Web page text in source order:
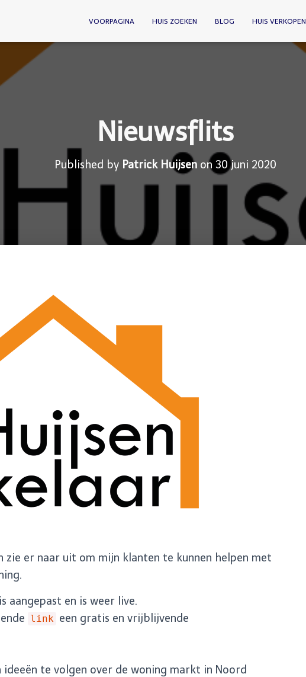
VOORPAGINA HUIS ZOEKEN BLOG HUIS VERKOPEN
Nieuwsflits
Published by Patrick Huijsenon 30 juni 2020
zie er naar uit om mijn klanten te kunnen helpen met
aangepast en is weer live.
link een gratis en vrijblijvende
te volgen over de woning markt in Noord